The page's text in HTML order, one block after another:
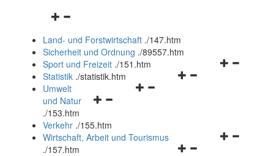
Navigationsmenü
und
schließen
Land- und Forstwirtschaft ./147.htm
Sicherheit und Ordnung ./89557.htm
Navigationsmenü
Sport und Freizeit ./151.htm
Navigationsmenü
Statistik ./statistik.htm
Navigationsmenü
und
schließen
Umwelt
und Natur
./153.htm
Verkehr ./155.htm
Navigationsmenü
Wirtschaft, Arbeit und Tourismus
./157.htm